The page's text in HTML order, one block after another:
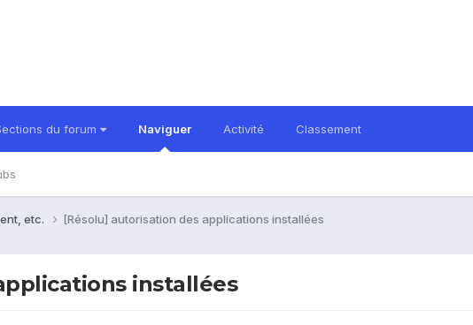
du forum Naviguer Activité Classement
etc. [Résolu] autorisation des applications installées
installées